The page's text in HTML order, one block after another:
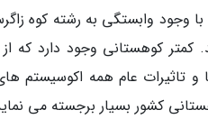
وجود وابستگی به رشته کوه
کوهستانی وجود دارد که
و تاثیرات عام همه اکوسیستم
کشور بسیار برجسته می